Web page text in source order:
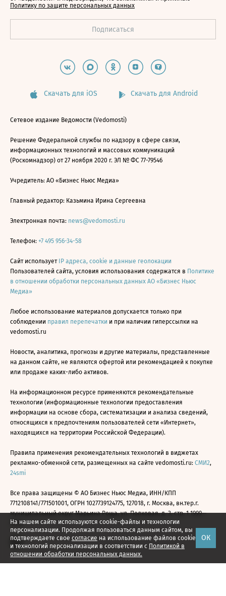
На нашем сайте используются cookie-файлы и технологии
персонализации. Продолжая пользоваться данным сайтом, вы
подтверждаете свое согласие на использование файлов cookie
и технологий персонализации в соответствии с Политикой в
отношении обработки персональных данных.
ОК
Политику по защите персональных данных
Скачать для iOS Скачать для Android
Сетевое издание Ведомости (Vedomosti)
Решение Федеральной службы по надзору в сфере связи,
информационных технологий и массовых коммуникаций
(Роскомнадзор) от 27 ноября 2020 г. ЭЛ № ФС 77-79546
Учредитель: АО «Бизнес Ньюс Медиа»
Главный редактор: Казьмина Ирина Сергеевна
Электронная почта: news@vedomosti.ru
Телефон: +7 495 956-34-58
Сайт использует IP адреса, cookie и данные геолокации
Пользователей сайта, условия использования содержатся в Политике
в отношении обработки персональных данных АО «Бизнес Ньюс
Медиа»
Любое использование материалов допускается только при
соблюдении правил перепечатки и при наличии гиперссылки на
vedomosti.ru
Новости, аналитика, прогнозы и другие материалы, представленные
на данном сайте, не являются офертой или рекомендацией к покупке
или продаже каких-либо активов.
На информационном ресурсе применяются рекомендательные
технологии (информационные технологии предоставления
информации на основе сбора, систематизации и анализа сведений,
относящихся к предпочтениям пользователей сети «Интернет»,
находящихся на территории Российской Федерации).
Правила применения рекомендательных технологий в виджетах
рекламно-обменной сети, размещенных на сайте vedomosti.ru: СМИ2,
24smi
Все права защищены © АО Бизнес Ньюс Медиа, ИНН/КПП
7712108141/771501001, ОГРН 1027739124775, 127018, г. Москва, вн.тер.г.
муниципальный округ Марьина Роща, ул. Полковая, д. 3, стр. 1 1999—
2026